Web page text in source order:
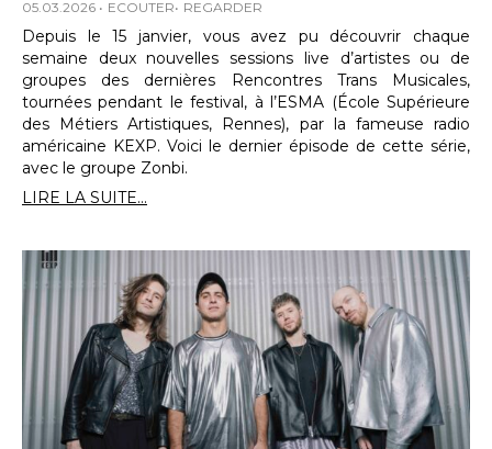
05.03.2026 ECOUTER REGARDER
Depuis le 15 janvier, vous avez pu découvrir chaque
semaine deux nouvelles sessions live d’artistes ou de
groupes des dernières Rencontres Trans Musicales,
tournées pendant le festival, à l’ESMA (École Supérieure
des Métiers Artistiques, Rennes), par la fameuse radio
américaine KEXP. Voici le dernier épisode de cette série,
avec le groupe Zonbi.
LIRE LA SUITE...